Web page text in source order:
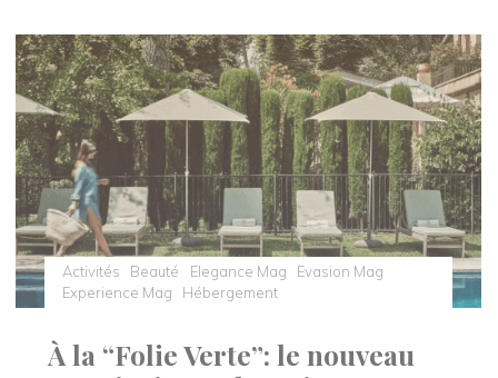
the
Rocks
:
l’art
de
savourer
le
temps
selon
KILIAN
Activités Beauté Elegance Mag
Evasion Mag
Experience Mag
Hébergement
À la “Folie Verte”: le nouveau